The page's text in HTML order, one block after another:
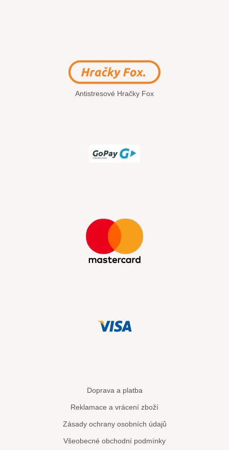
Antistresové Hračky Fox
Doprava a platba
Reklamace a vrácení zboží
Zásady ochrany osobních údajů
Všeobecné obchodní podmínky